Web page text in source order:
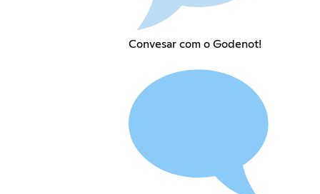
Convesar com o Godenot!